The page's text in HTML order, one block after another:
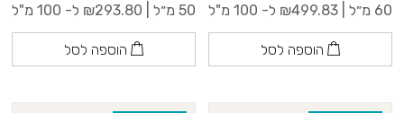
60 מ״ל | ₪499.83 ל- 100 מ"ל
הוספה לסל
50 מ״ל | ₪293.80 ל- 100 מ"ל
הוספה לסל